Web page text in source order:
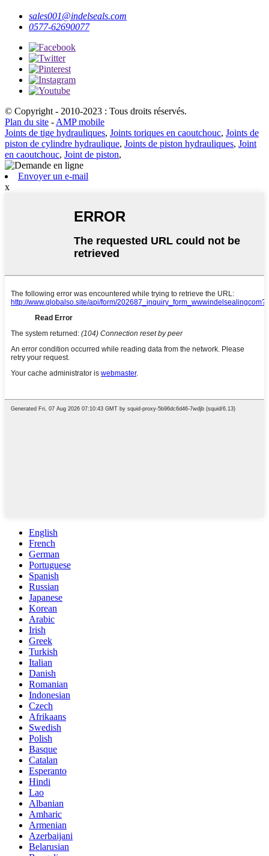
sales001@indelseals.com
0577-62690077
© Copyright - 2010-2023 : Tous droits réservés.
Plan du site - AMP mobile
Joints de tige hydrauliques, Joints toriques en caoutchouc, Joints de
piston de cylindre hydraulique, Joints de piston hydrauliques, Joint
en caoutchouc, Joint de piston,
Envoyer un e-mail
x
English
French
German
Portuguese
Spanish
Russian
Japanese
Korean
Arabic
Irish
Greek
Turkish
Italian
Danish
Romanian
Indonesian
Czech
Afrikaans
Swedish
Polish
Basque
Catalan
Esperanto
Hindi
Lao
Albanian
Amharic
Armenian
Azerbaijani
Belarusian